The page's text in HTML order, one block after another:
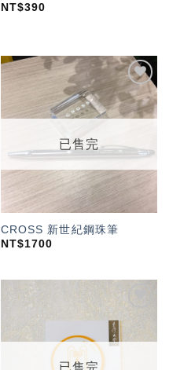
NT$390
加入
「願
望輕
已售完
CROSS 新世紀鋼珠筆
NT$1700
望輕